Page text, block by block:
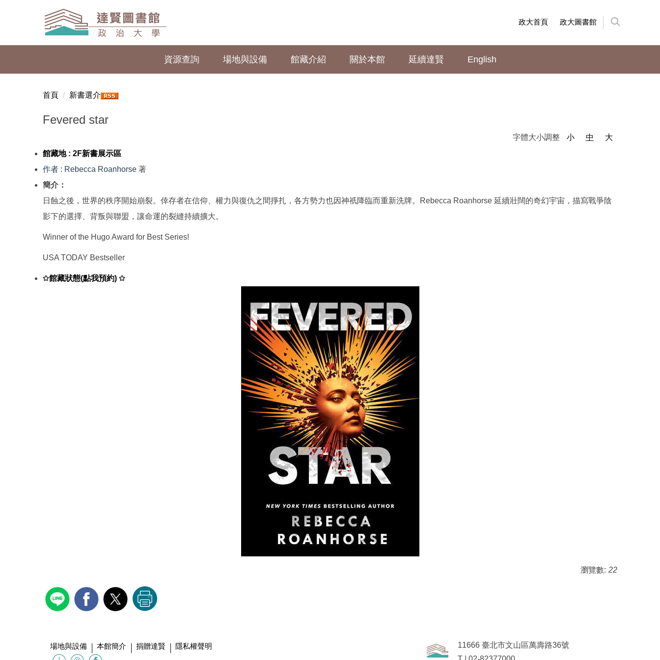
政大首頁 政大圖書館
資源查詢 場地與設備 館藏介紹 關於本館 延續達賢 English
首頁 新書選介
Fevered star
字體大小調整 小 中
大
館藏地 : 2F新書展示區
作者 : Rebecca Roanhorse 著
簡介：
日蝕之後，世界的秩序開始崩裂。倖存者在信仰、權力與復仇之間掙扎，各方勢力也因神祇降臨而重新洗牌。Rebecca Roanhorse 延續壯闊的奇幻宇宙，描寫戰爭陰
影下的選擇、背叛與聯盟，讓命運的裂縫持續擴大。
Winner of the Hugo Award for Best Series!
USA TODAY Bestseller
✩館藏狀態(點我預約) ✩
瀏覽數: 22
場地與設備 本館簡介 捐贈達賢 隱私權聲明
11666 臺北市文山區萬壽路36號